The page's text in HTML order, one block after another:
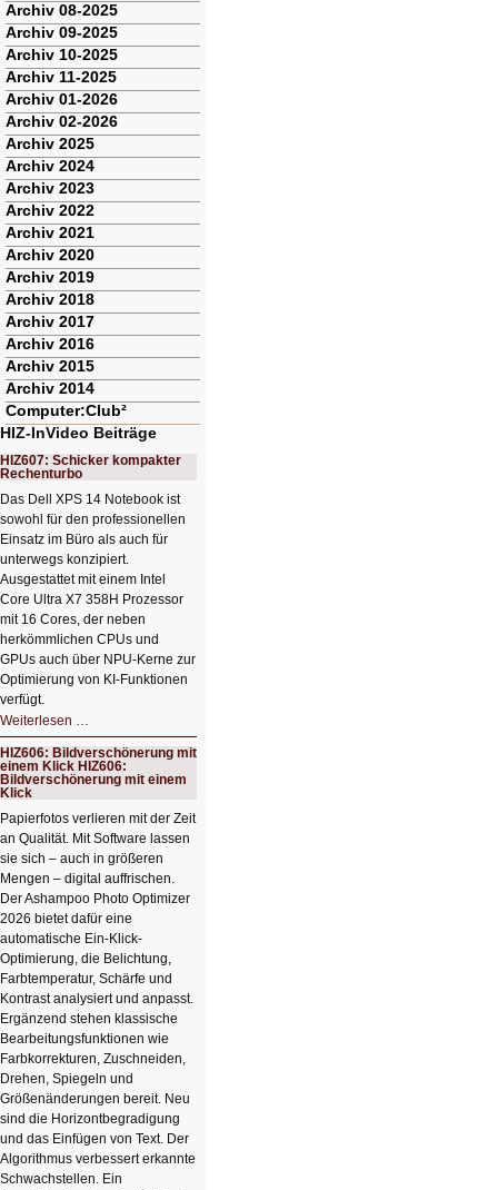
Archiv 08-2025
Archiv 09-2025
Archiv 10-2025
Archiv 11-2025
Archiv 01-2026
Archiv 02-2026
Archiv 2025
Archiv 2024
Archiv 2023
Archiv 2022
Archiv 2021
Archiv 2020
Archiv 2019
Archiv 2018
Archiv 2017
Archiv 2016
Archiv 2015
Archiv 2014
Computer:Club²
HIZ-InVideo Beiträge
HIZ607: Schicker kompakter
Rechenturbo
Das Dell XPS 14 Notebook ist
sowohl für den professionellen
Einsatz im Büro als auch für
unterwegs konzipiert.
Ausgestattet mit einem Intel
Core Ultra X7 358H Prozessor
mit 16 Cores, der neben
herkömmlichen CPUs und
GPUs auch über NPU-Kerne zur
Optimierung von KI-Funktionen
verfügt.
Weiterlesen …
Schicker
kompakter
Rechenturbo
HIZ606: Bildverschönerung mit
einem Klick HIZ606:
Bildverschönerung mit einem
Klick
Papierfotos verlieren mit der Zeit
an Qualität. Mit Software lassen
sie sich – auch in größeren
Mengen – digital auffrischen.
Der Ashampoo Photo Optimizer
2026 bietet dafür eine
automatische Ein-Klick-
Optimierung, die Belichtung,
Farbtemperatur, Schärfe und
Kontrast analysiert und anpasst.
Ergänzend stehen klassische
Bearbeitungsfunktionen wie
Farbkorrekturen, Zuschneiden,
Drehen, Spiegeln und
Größenänderungen bereit. Neu
sind die Horizontbegradigung
und das Einfügen von Text. Der
Algorithmus verbessert erkannte
Schwachstellen. Ein